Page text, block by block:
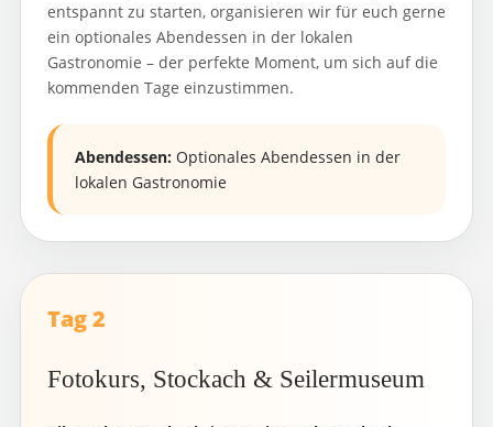
entspannt zu starten, organisieren wir für euch gerne
ein optionales Abendessen in der lokalen
Gastronomie – der perfekte Moment, um sich auf die
kommenden Tage einzustimmen.
Abendessen: Optionales Abendessen in der
lokalen Gastronomie
Tag 2
Fotokurs, Stockach & Seilermuseum